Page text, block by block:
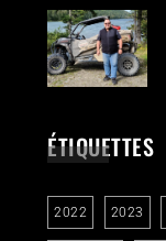
ÉTIQUETTES
2022 2023